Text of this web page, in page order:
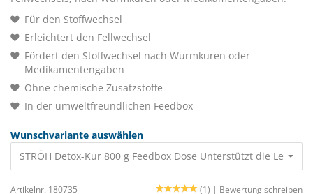
Für den Stoffwechsel
Erleichtert den Fellwechsel
Fördert den Stoffwechsel nach Wurmkuren oder
Medikamentengaben
Ohne chemische Zusatzstoffe
In der umweltfreundlichen Feedbox
Wunschvariante auswählen
STRÖH Detox-Kur 800 g Feedbox Dose Unterstützt die
Artikelnr. 180735 (1) | Bewertung schreiben